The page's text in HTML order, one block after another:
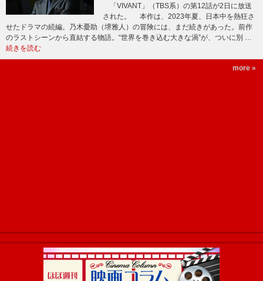
「VIVANT」（TBS系）の第12話が2日に放送
された。 本作は、2023年夏、日本中を熱狂さ
せたドラマの続編。乃木憂助（堺雅人）の冒険には、まだ続きがあった。前作
のラストシーンから直結する物語。“世界を巻き込む大きな渦”が、ついに別 …
続きを読む
more »